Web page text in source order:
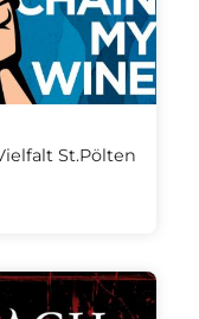
St.Pölten